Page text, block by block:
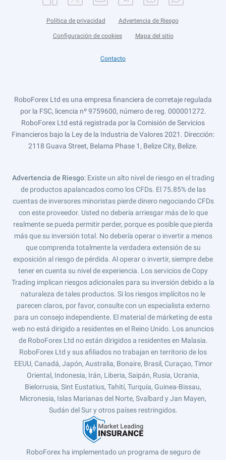
Política de privacidad Advertencia de Riesgo
Configuración de cookies Mapa del sitio
Contacto
RoboForex Ltd es una empresa financiera de corretaje regulada
por la FSC, licencia nº 9759600, número de reg. 000001272.
RoboForex Ltd está registrada por la Comisión de Servicios
Financieros bajo la Ley de la Industria de Valores 2021. Dirección:
2118 Guava Street, Belama Phase 1, Belize City, Belize.
Advertencia de Riesgo: Existe un alto nivel de riesgo en el trading
de productos apalancados como los CFDs. El 75.85% de las
cuentas de inversores minoristas pierde dinero negociando CFDs
con este proveedor. Usted no debería arriesgar más de lo que
realmente se pueda permitir perder, porque es posible que pierda
más que su inversión total. No debería operar o invertir a menos
que comprenda totalmente la verdadera extensión de su
exposición al riesgo de pérdida. Al operar o invertir, siempre debe
tener en cuenta su nivel de experiencia. Los servicios de Copy
Trading implican riesgos adicionales para su inversión debido a la
naturaleza de tales productos. Si los riesgos implícitos no le
parecen claros, por favor, consulte con un especialista externo
para un consejo independiente. El material de márketing de esta
web no está dirigido a residentes en el Reino Unido. Los anuncios
de RoboForex Ltd no están dirigidos a residentes en Malasia.
RoboForex Ltd y sus afiliados no trabajan en territorio de los
EEUU, Canadá, Japón, Australia, Bonaire, Brasil, Curaçao, Timor
Oriental, Indonesia, Irán, Liberia, Saipán, Rusia, Ucrania,
Bielorrusia, Sint Eustatius, Tahití, Turquía, Guinea-Bissau,
Micronesia, Islas Marianas del Norte, Svalbard y Jan Mayen,
Sudán del Sur y otros países restringidos.
RoboForex ha implementado un programa de seguro de